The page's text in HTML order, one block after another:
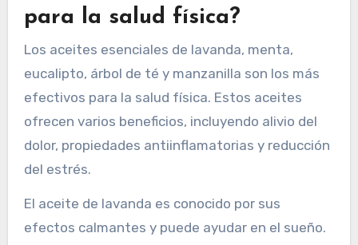
El uso regular de aceites esenciales puede llevar
¿Cuáles son los aceites
esenciales más efectivos
para la salud física?
eucalipto, árbol de té y manzanilla son los más
efectivos para la salud física. Estos aceites